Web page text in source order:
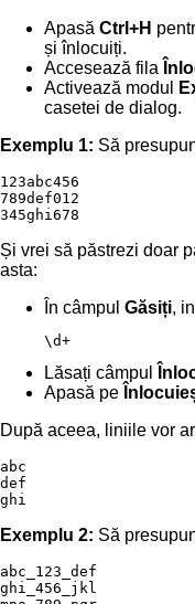
Apasă Ctrl+H
și înlocuiți.
Accesează fila
Activează modul
casetei de dialog.
Exemplu 1: Să
123abc456
789def012
345ghi678
Și vrei să păstrezi doar
asta:
În câmpul Găsiți,
\d+
Lăsați câmpul
Apasă pe
După aceea, liniile vor
abc
def
ghi
Exemplu 2: Să
abc_123_def
ghi_456_jkl